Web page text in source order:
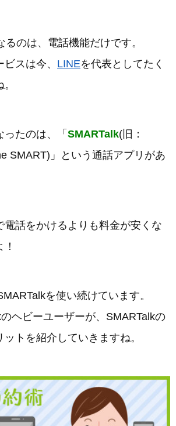
るのは、電話機能だけです。
スは今、 LINEを代表としてたく
たのは、「 SMARTalk(旧：
SMART)」という通話アプリがあ
電話をかけるよりも料金が安くな
を使い続けています。
ヘビーユーザーが、SMARTalkの
トを紹介していきますね。